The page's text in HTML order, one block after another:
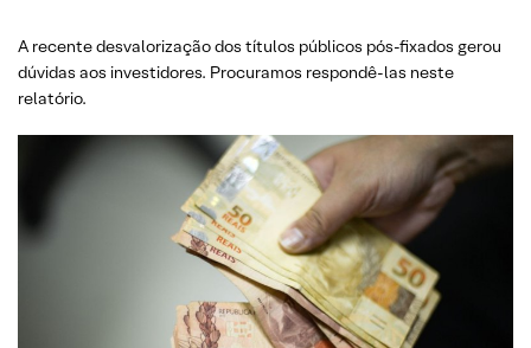
A recente desvalorização dos títulos públicos pós-fixados gerou
dúvidas aos investidores. Procuramos respondê-las neste
relatório.